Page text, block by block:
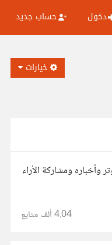
دخول حساب جديد
خيارات
وأخباره ومشاركة الأراء
4.04 ألف متابع